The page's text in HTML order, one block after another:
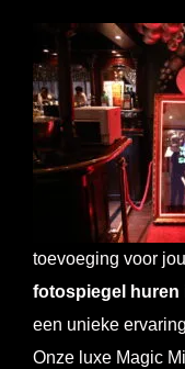
toevoeging voor
fotospiegel huren
een unieke
Onze luxe Magic